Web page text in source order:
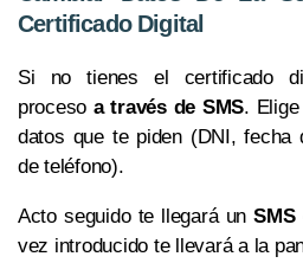
Certificado Digital
Si no tienes el certificado
proceso a través de SMS.
datos que te piden (DNI, fecha
de teléfono).
Acto seguido te llegará un
vez introducido te llevará a la